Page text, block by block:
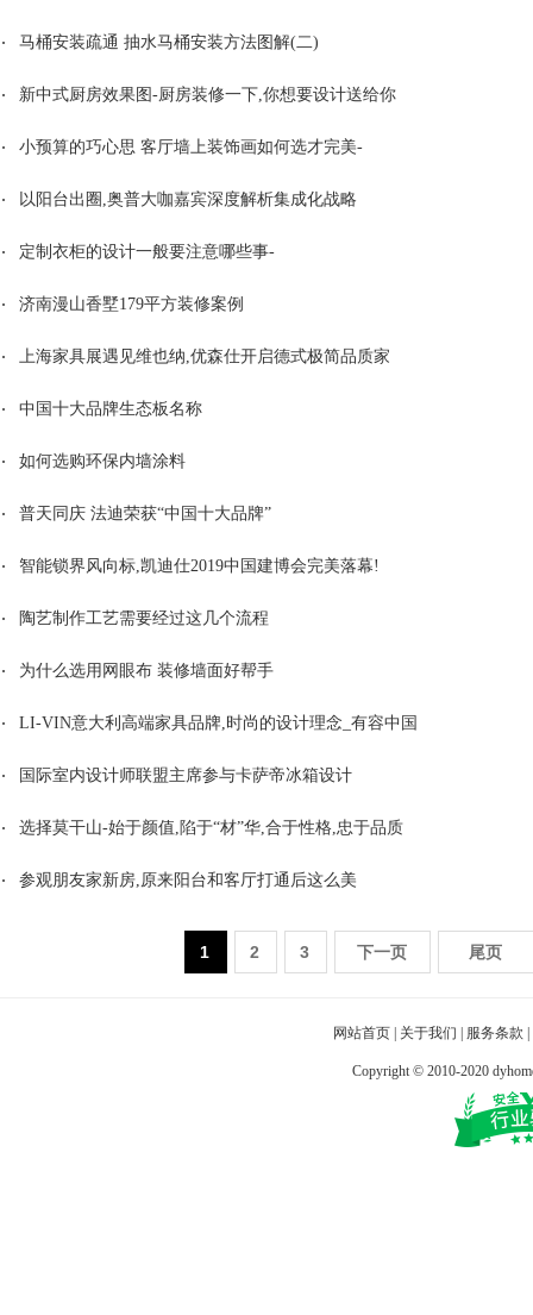
马桶安装疏通 抽水马桶安装方法图解(二)
新中式厨房效果图-厨房装修一下,你想要设计送给你
小预算的巧心思 客厅墙上装饰画如何选才完美-
以阳台出圈,奥普大咖嘉宾深度解析集成化战略
定制衣柜的设计一般要注意哪些事-
济南漫山香墅179平方装修案例
上海家具展遇见维也纳,优森仕开启德式极简品质家
中国十大品牌生态板名称
如何选购环保内墙涂料
普天同庆 法迪荣获“中国十大品牌”
智能锁界风向标,凯迪仕2019中国建博会完美落幕!
陶艺制作工艺需要经过这几个流程
为什么选用网眼布 装修墙面好帮手
LI-VIN意大利高端家具品牌,时尚的设计理念_有容中国
国际室内设计师联盟主席参与卡萨帝冰箱设计
选择莫干山-始于颜值,陷于“材”华,合于性格,忠于品质
参观朋友家新房,原来阳台和客厅打通后这么美
1 2 3 下一页 尾页
网站首页 关于我们 服务条款
Copyright © 2010-2020